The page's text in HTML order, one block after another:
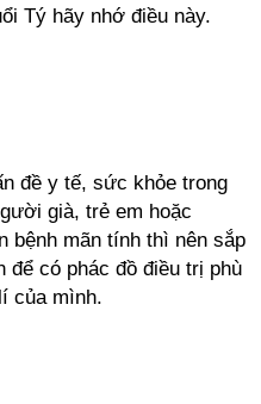
Tý hãy nhớ điều này.
đề y tế, sức khỏe trong
già, trẻ em hoặc
bệnh mãn tính thì nên sắp
để có phác đồ điều trị phù
của mình.